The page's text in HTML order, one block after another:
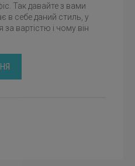
Так давайте з вами
в себе даний стиль, у
за вартістю і чому він